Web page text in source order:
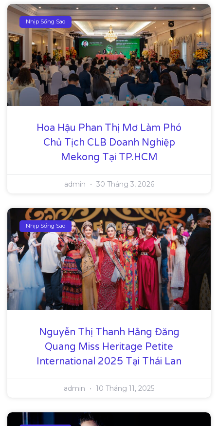
Nhịp Sống Sao
Hoa Hậu Phan Thị Mơ Làm Phó
Chủ Tịch CLB Doanh Nghiệp
Mekong Tại TP.HCM
admin 30 Tháng 3, 2026
Nhịp Sống Sao
Nguyễn Thị Thanh Hằng Đăng
Quang Miss Heritage Petite
International 2025 Tại Thái Lan
admin 10 Tháng 11, 2025